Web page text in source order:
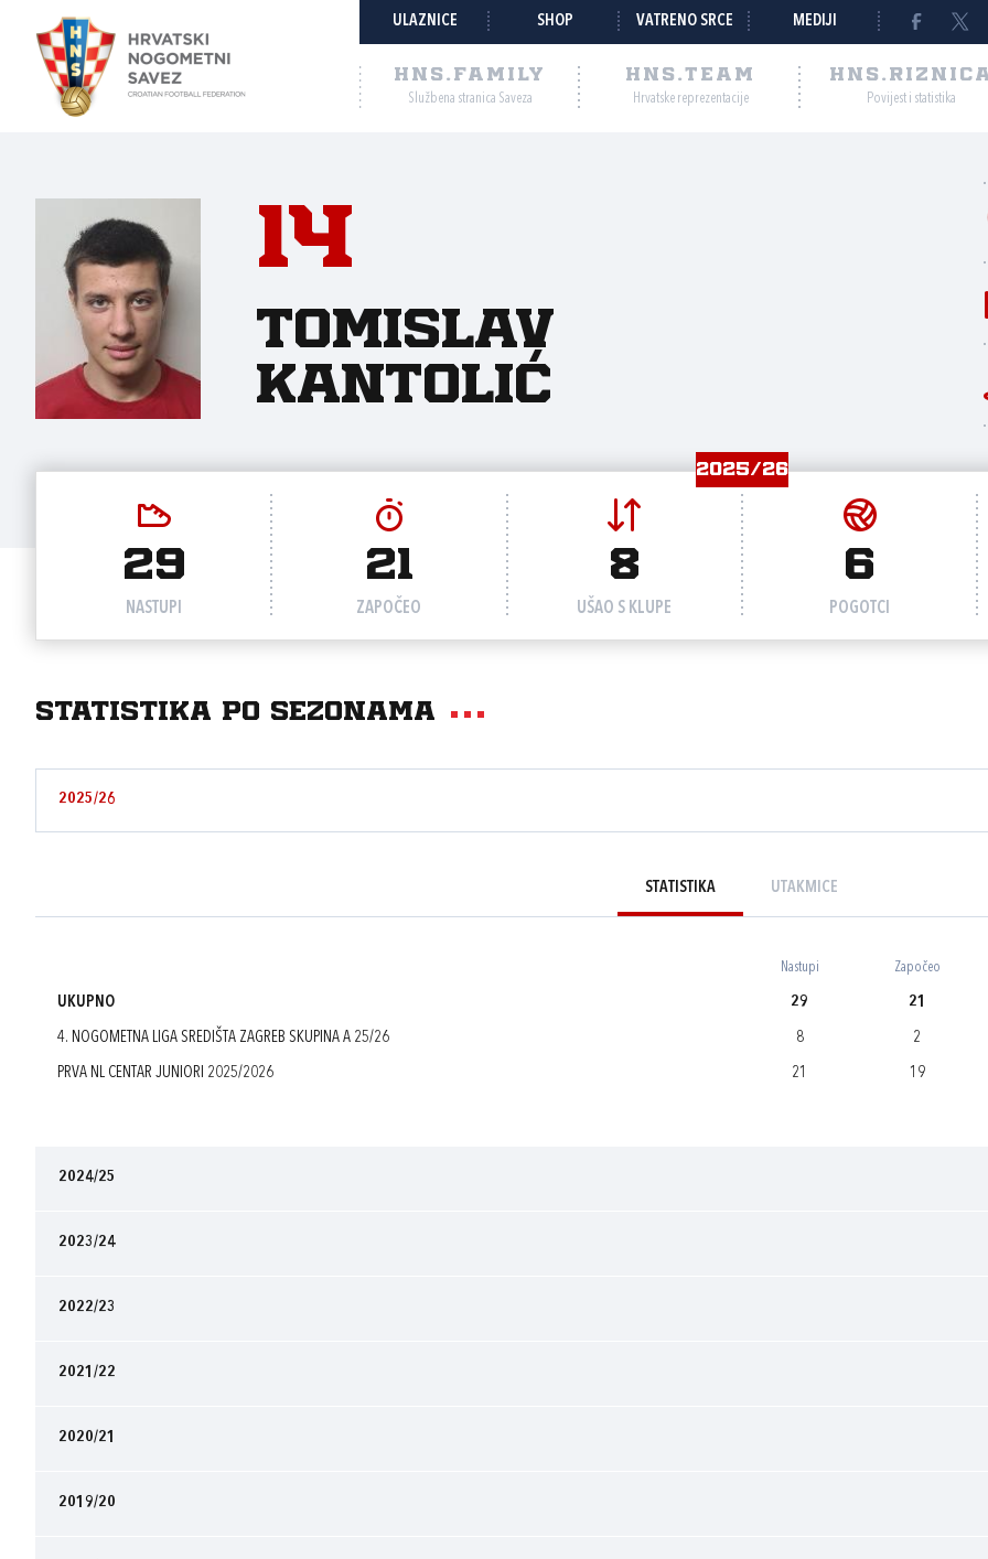
ULAZNICE SHOP VATRENO SRCE MEDIJI
HNS.FAMILY
Službena stranica Saveza
HNS.TEAM
Hrvatske reprezentacije Povijest i statistika
14
Tomislav
Kantolić
2025/26
29
NASTUPI
21
ZAPOČEO
8
UŠAO S KLUPE
6
POGOTCI
Statistika po sezonama
2025/26
STATISTIKA UTAKMICE
Nastupi Započeo
UKUPNO 29 21
4. NOGOMETNA LIGA SREDIŠTA ZAGREB SKUPINA A 25/26 8 2
PRVA NL CENTAR JUNIORI 2025/2026 21 19
2024/25
2023/24
2022/23
2021/22
2020/21
2019/20